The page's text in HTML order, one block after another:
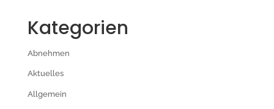
Kategorien
Abnehmen
Aktuelles
Allgemein